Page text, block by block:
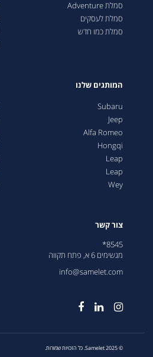
סמלת Adventure
סמלת לעסקים
סמלת כמו חדש
המותגים שלנו
Subaru
Jeep
Alfa Romeo
Hongqi
Leap
Leap
Wey
צור קשר
8545*
מגשימים 6 א, פתח תקווה
info@samelet.com
© 2025 Samelet. כל הזכויות שמורות.